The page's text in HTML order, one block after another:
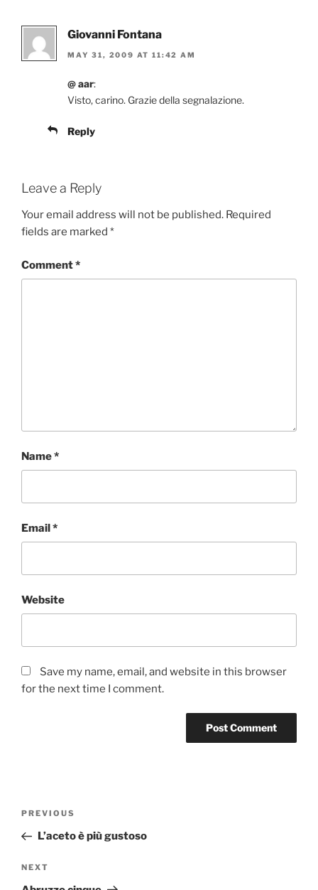
Giovanni Fontana
MAY 31, 2009 AT 11:42 AM
@ aar:
Visto, carino. Grazie della segnalazione.
Reply
Leave a Reply
Your email address will not be published. Required
fields are marked *
Comment*
Name*
Email*
Website
Save my name, email, and website in this browser
for the next time I comment.
Previous
Post
PREVIOUS
L’aceto è più gustoso
Next
Post
NEXT